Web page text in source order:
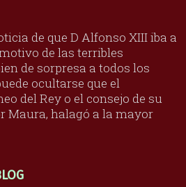
de que D Alfonso XIII iba a
de las terribles
de sorpresa a todos los
ocultarse que el
del Rey o el consejo de su
Maura, halagó a la mayor